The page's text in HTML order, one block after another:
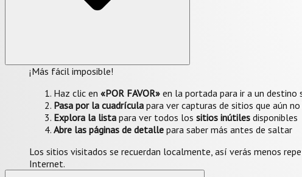
¡Más fácil imposible!
Haz clic en «POR FAVOR» en la portada para ir a un destino
Pasa por la cuadrícula para ver capturas de sitios que aún
Explora la lista para ver todos los sitios inútiles disponibles
Abre las páginas de detalle para saber más antes de saltar
Los sitios visitados se recuerdan localmente, así verás menos
Internet.